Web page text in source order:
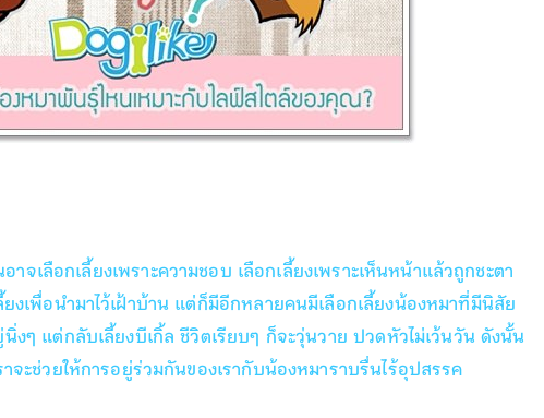
จเลือกเลี้ยงเพราะความชอบ เลือกเลี้ยงเพราะเห็นหน้าแล้วถูกชะตา
ยงเพื่อนำมาไว้เฝ้าบ้าน แต่ก็มีอีกหลายคนมีเลือกเลี้ยงน้องหมาที่มีนิสัย
งๆ แต่กลับเลี้ยงบีเกิ้ล ชีวิตเรียบๆ ก็จะวุ่นวาย ปวดหัวไม่เว้นวัน ดังนั้น
าจะช่วยให้การอยู่ร่วมกันของเรากับน้องหมาราบรื่นไร้อุปสรรค